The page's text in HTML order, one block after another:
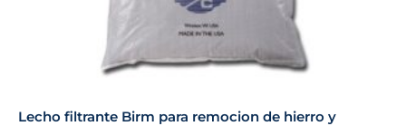
Lecho filtrante Birm para remocion de hierro y